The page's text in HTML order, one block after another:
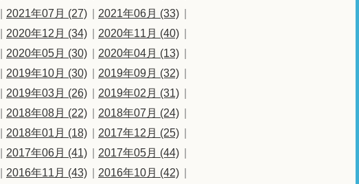
2021年07月 (27)
2021年06月 (33)
2020年12月 (34)
2020年11月 (40)
2020年05月 (30)
2020年04月 (13)
2019年10月 (30)
2019年09月 (32)
2019年03月 (26)
2019年02月 (31)
2018年08月 (22)
2018年07月 (24)
2018年01月 (18)
2017年12月 (25)
2017年06月 (41)
2017年05月 (44)
2016年11月 (43)
2016年10月 (42)